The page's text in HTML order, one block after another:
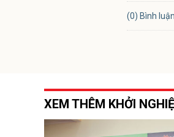
(0) Bình luận
XEM THÊM KHỞI